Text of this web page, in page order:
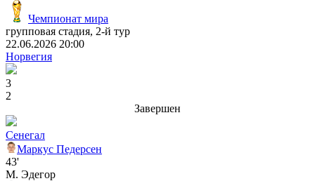
Чемпионат мира
групповая стадия, 2-й тур
22.06.2026 20:00
Норвегия
3
2
Завершен
Сенегал
Маркус Педерсен
43'
М. Эдегор